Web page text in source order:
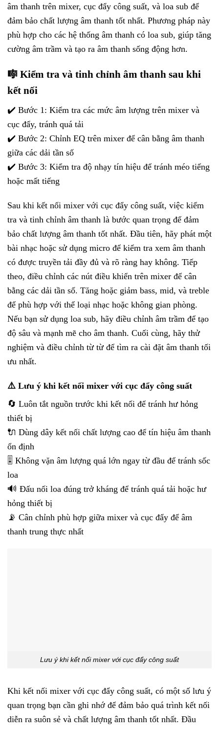
âm thanh trên mixer, cục đẩy công suất, và loa sub để
đảm bảo chất lượng âm thanh tốt nhất. Phương pháp này
phù hợp cho các hệ thống âm thanh có loa sub, giúp tăng
cường âm trầm và tạo ra âm thanh sống động hơn.
🎼 Kiểm tra và tinh chỉnh âm thanh sau khi
kết nối
✔️ Bước 1: Kiểm tra các mức âm lượng trên mixer và
cục đẩy, tránh quá tải
✔️ Bước 2: Chỉnh EQ trên mixer để cân bằng âm thanh
giữa các dải tần số
✔️ Bước 3: Kiểm tra độ nhạy tín hiệu để tránh méo tiếng
hoặc mất tiếng
Sau khi kết nối mixer với cục đẩy công suất, việc kiểm
tra và tinh chỉnh âm thanh là bước quan trọng để đảm
bảo chất lượng âm thanh tốt nhất. Đầu tiên, hãy phát một
bài nhạc hoặc sử dụng micro để kiểm tra xem âm thanh
có được truyền tải đầy đủ và rõ ràng hay không. Tiếp
theo, điều chỉnh các nút điều khiển trên mixer để cân
bằng các dải tần số. Tăng hoặc giảm bass, mid, và treble
để phù hợp với thể loại nhạc hoặc không gian phòng.
Nếu bạn sử dụng loa sub, hãy điều chỉnh âm trầm để tạo
độ sâu và mạnh mẽ cho âm thanh. Cuối cùng, hãy thử
nghiệm và điều chỉnh từ từ để tìm ra cài đặt âm thanh tối
ưu nhất.
⚠️ Lưu ý khi kết nối mixer với cục đẩy công suất
🔄 Luôn tắt nguồn trước khi kết nối để tránh hư hỏng
thiết bị
🔌 Dùng dây kết nối chất lượng cao để tín hiệu âm thanh
ổn định
🎚️ Không vặn âm lượng quá lớn ngay từ đầu để tránh sốc
loa
🔊 Đấu nối loa đúng trở kháng để tránh quá tải hoặc hư
hỏng thiết bị
📡 Cân chỉnh phù hợp giữa mixer và cục đẩy để âm
thanh trung thực nhất
Lưu ý khi kết nối mixer với cục đẩy công suất
Khi kết nối mixer với cục đẩy công suất, có một số lưu ý
quan trọng bạn cần ghi nhớ để đảm bảo quá trình kết nối
diễn ra suôn sẻ và chất lượng âm thanh tốt nhất. Đầu